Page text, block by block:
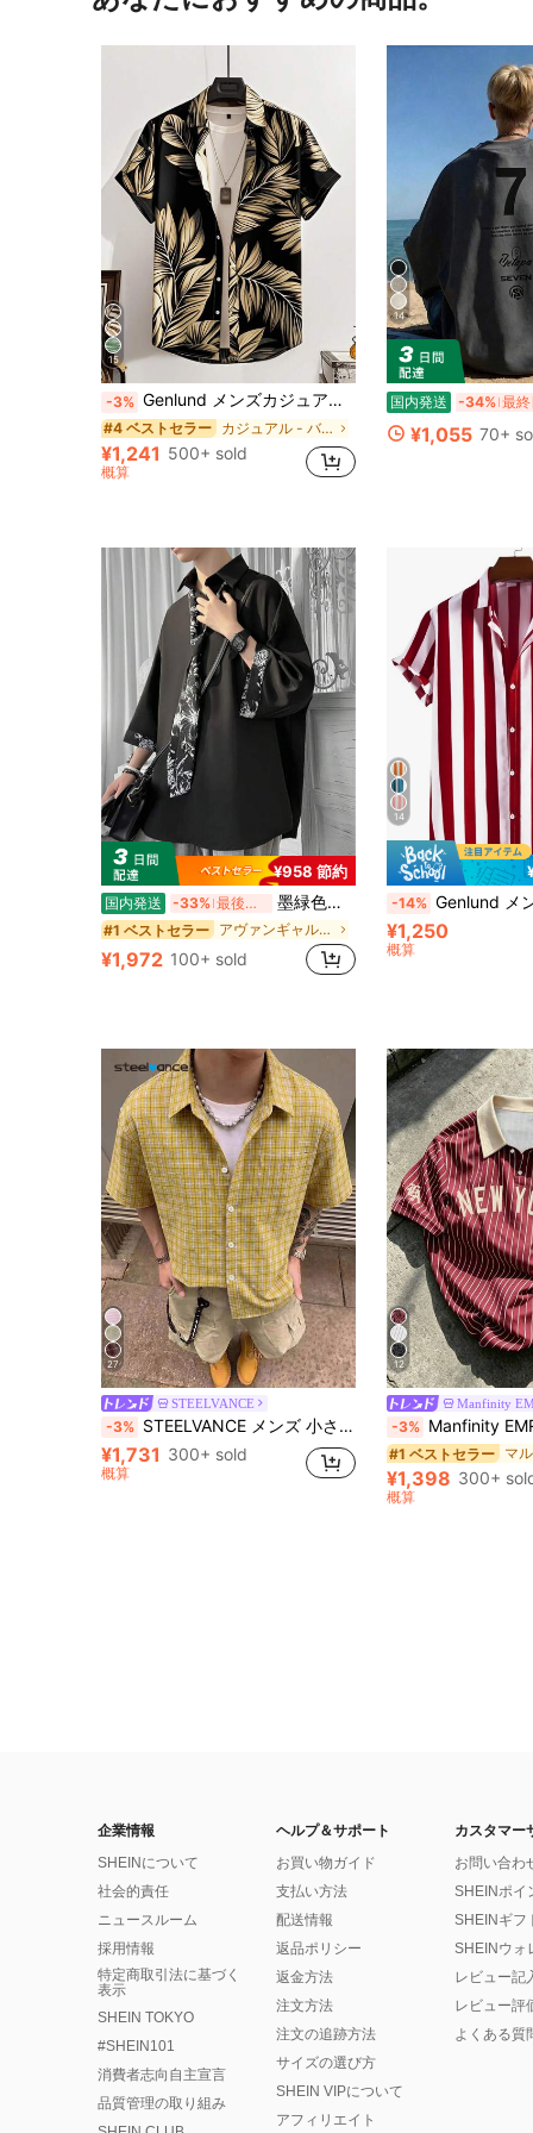
15
-3% Genlund メンズカジュアル夏休み休暇スタイル オールオーバープリント半袖シャツ メンズトロピカルプリントシャツ メンズヤシの木柄シャツ ブラックゴールドハワイアンシャツ メンズ夏シャツ メンズハワイアンシャツ メンズヤシの木柄シャツ メンズハワイアンプリントシャツ
#4 ベストセラー カジュアル - バケーションカジュアル メンズシャツ
¥1,241 500+ sold
概算
14
国内発送 -34% 最終
¥1,055 70+
¥958 節約
国内発送 -33% 最後の44分 墨緑色の七分袖シャツ、メンズ夏物、高級感のあるデザイン、個性的でスタイリッシュな半袖シャツ、DKネクタイ、制服JK
#1 ベストセラー アヴァンギャルド - ゴシック/パンク メンズシャツ
¥1,972 100+ sold
14
-14% Genlund メンズ 縦ストライプ
¥1,250
概算
27
STEELVANCE
-3% STEELVANCE メンズ 小さいチェック柄 半袖シャツ、シングルポケット クラシックスタイル、フォーマルやカジュアルなシーンに、バケーション、ダイニング、オフィス、カジュアルホームウェアに適しています。多用途で快適な生地のシャツ、自身用や贈り物にも最適
¥1,731 300+ sold
概算
12
Manfinity
-3% Manfinity EMRG メンズカジュアル ストラ
#1 ベストセラー
¥1,398 300+
概算
企業情報
SHEINについて
社会的責任
ニュースルーム
採用情報
特定商取引法に基づく
表示
SHEIN TOKYO
#SHEIN101
消費者志向自主宣言
品質管理の取り組み
ヘルプ＆サポート
お買い物ガイド
支払い方法
配送情報
返品ポリシー
返金方法
注文方法
注文の追跡方法
サイズの選び方
SHEIN VIPについて
アフィリエイト
カスタマー
お問い合わ
SHEINポイ
SHEINギフ
SHEINウォ
レビュー記
レビュー評
よくある質